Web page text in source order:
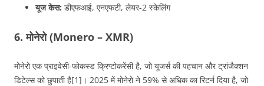
यूज केस: डीएफआई, एनएफटी, लेयर-2 स्केलिंग
6. मोनेरो (Monero – XMR)
मोनेरो एक प्राइवेसी-फोकस्ड क्रिप्टोकरेंसी है, जो यूजर्स की पहचान और ट्रांजैक्शन
डिटेल्स को छुपाती है[1]। 2025 में मोनेरो ने 59% से अधिक का रिटर्न दिया है, जो